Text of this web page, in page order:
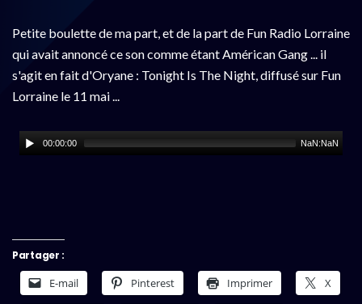
Petite boulette de ma part, et de la part de Fun Radio Lorraine
qui avait annoncé ce son comme étant Américan Gang ... il
s'agit en fait d'Oryane : Tonight Is The Night, diffusé sur Fun
Lorraine le 11 mai ...
00:00:00 NaN:NaN
Partager :
E-mail Pinterest Imprimer X